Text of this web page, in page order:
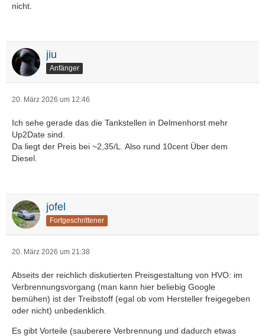
nicht.
jiu
Anfänger
20. März 2026 um 12:46
Ich sehe gerade das die Tankstellen in Delmenhorst mehr
Up2Date sind.
Da liegt der Preis bei ~2,35/L. Also rund 10cent Über dem
Diesel.
jofel
Fortgeschrittener
20. März 2026 um 21:38
Abseits der reichlich diskutierten Preisgestaltung von HVO: im
Verbrennungsvorgang (man kann hier beliebig Google
bemühen) ist der Treibstoff (egal ob vom Hersteller freigegeben
oder nicht) unbedenklich.
Es gibt Vorteile (sauberere Verbrennung und dadurch etwas